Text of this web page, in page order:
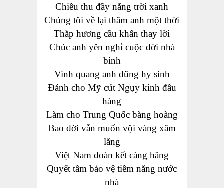
Chiều thu đầy nắng trời xanh
Chúng tôi về lại thăm anh một thời
Thắp hương cầu khấn thay lời
Chúc anh yên nghỉ cuộc đời nhà
binh
Vinh quang anh dũng hy sinh
Đánh cho Mỹ cút Ngụy kinh đầu
hàng
Làm cho Trung Quốc bàng hoàng
Bao đời vẫn muốn vội vàng xâm
lăng
Việt Nam đoàn kết càng hăng
Quyết tâm bảo vệ tiềm năng nước
nhà